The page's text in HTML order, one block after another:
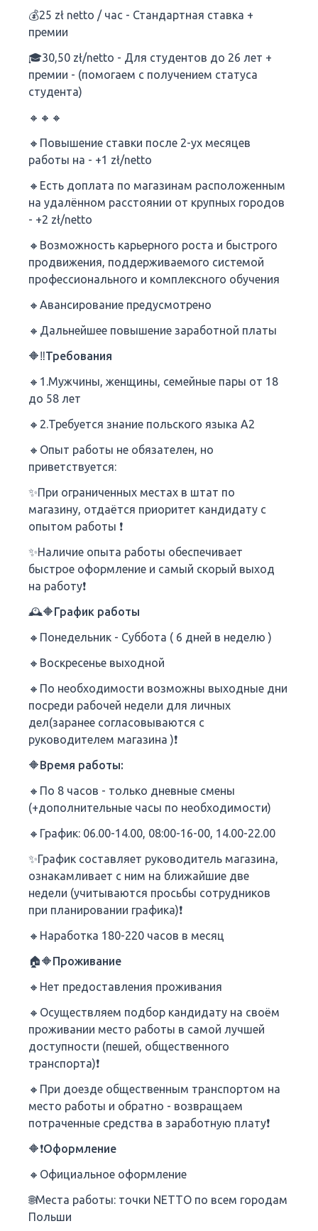
💰25 zł netto / час - Стандартная ставка +
премии
🎓30,50 zł/netto - Для студентов до 26 лет +
премии - (помогаем с получением статуса
студента)
🔸🔸🔸
🔸Повышение ставки после 2-ух месяцев
работы на - +1 zł/netto
🔸Есть доплата по магазинам расположенным
на удалённом расстоянии от крупных городов
- +2 zł/netto
🔸Возможность карьерного роста и быстрого
продвижения, поддерживаемого системой
профессионального и комплексного обучения
🔸Авансирование предусмотрено
🔸Дальнейшее повышение заработной платы
🔶‼Требования
🔸1.Мужчины, женщины, семейные пары от 18
до 58 лет
🔸2.Требуется знание польского языка A2
🔸Опыт работы не обязателен, но
приветствуется:
✨️При ограниченных местах в штат по
магазину, отдаётся приоритет кандидату с
опытом работы ❗
✨️Наличие опыта работы обеспечивает
быстрое оформление и самый скорый выход
на работу❗
🕰🔶График работы
🔸Понедельник - Суббота ( 6 дней в неделю )
🔸Воскресенье выходной
🔸По необходимости возможны выходные дни
посреди рабочей недели для личных
дел(заранее согласовываются с
руководителем магазина )❗
🔶Время работы:
🔸По 8 часов - только дневные смены
(+дополнительные часы по необходимости)
🔸График: 06.00-14.00, 08:00-16-00, 14.00-22.00
✨️График составляет руководитель магазина,
ознакамливает с ним на ближайшие две
недели (учитываются просьбы сотрудников
при планировании графика)❗
🔸Наработка 180-220 часов в месяц
🏠🔶Проживание
🔸Нет предоставления проживания
🔸Осуществляем подбор кандидату на своём
проживании место работы в самой лучшей
доступности (пешей, общественного
транспорта)❗
🔸При доезде общественным транспортом на
место работы и обратно - возвращаем
потраченные средства в заработную плату❗
🔶❗Оформление
🔸Официальное оформление
🌐Места работы: точки NETTO по всем городам
Польши